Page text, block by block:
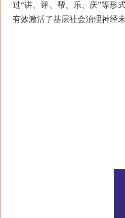
过“讲、评、帮、乐、庆”等形
有效激活了基层社会治理神经